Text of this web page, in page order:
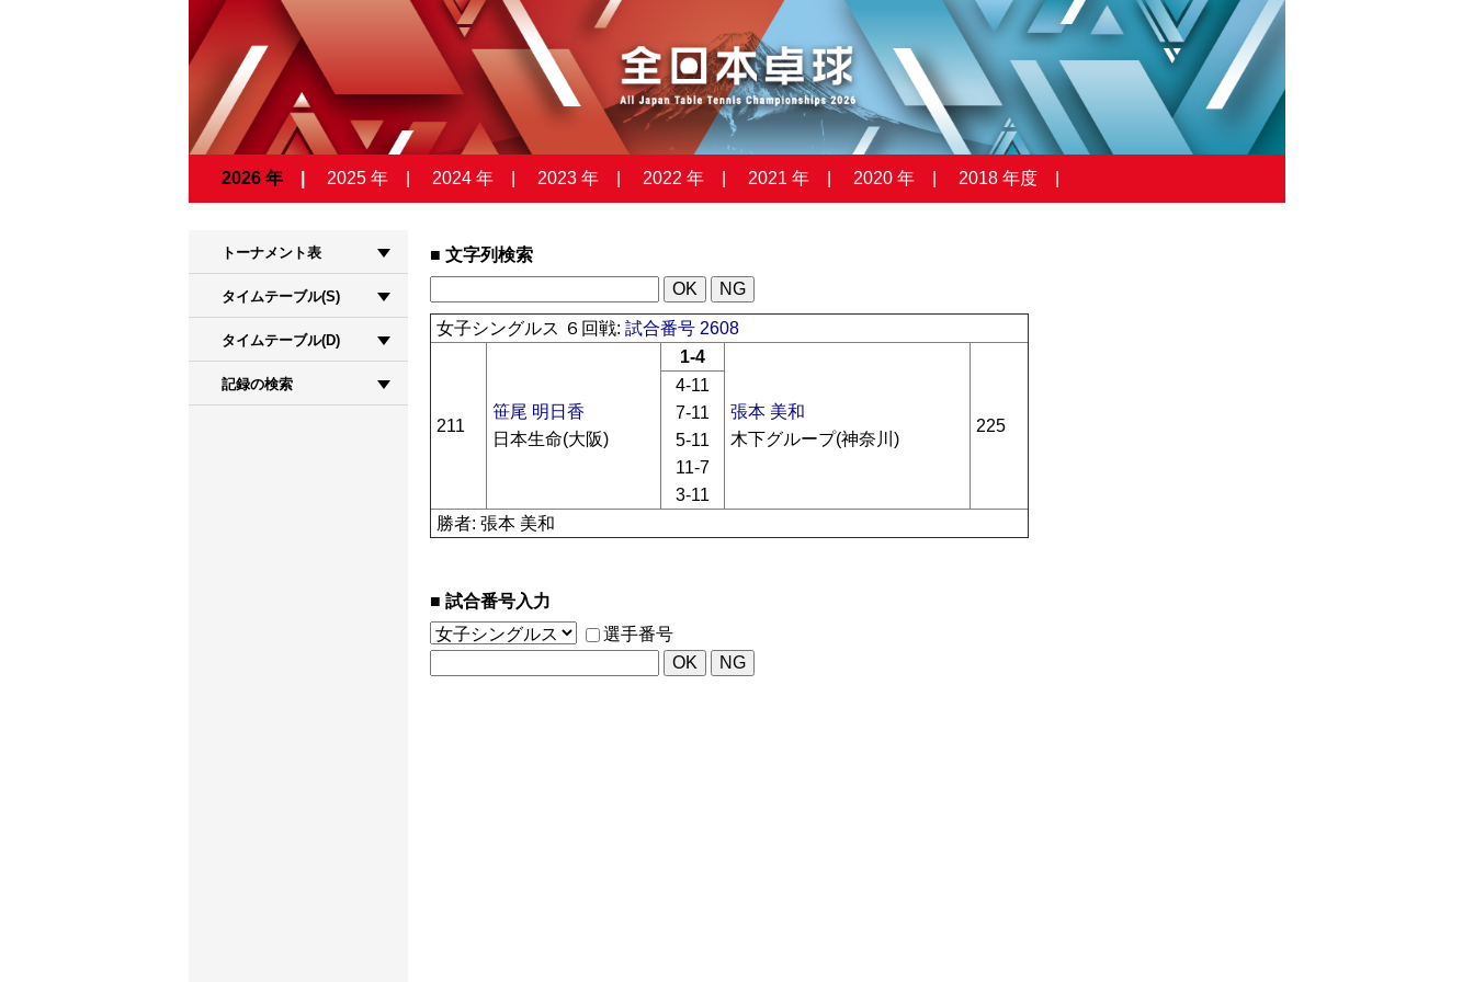
2026 年 2025 年 2024 年 2023 年 2022 年 2021 年 2020 年 2018 年度
トーナメント表
タイムテーブル(S)
タイムテーブル(D)
記録の検索
文字列検索
女子シングルス ６回戦:試合番号 2608
211
笹尾 明日香
日本生命(大阪)
1-4
張本 美和
木下グループ(神奈川)
225
4-11
7-11
5-11
11-7
3-11
勝者: 張本 美和
試合番号入力
選手番号